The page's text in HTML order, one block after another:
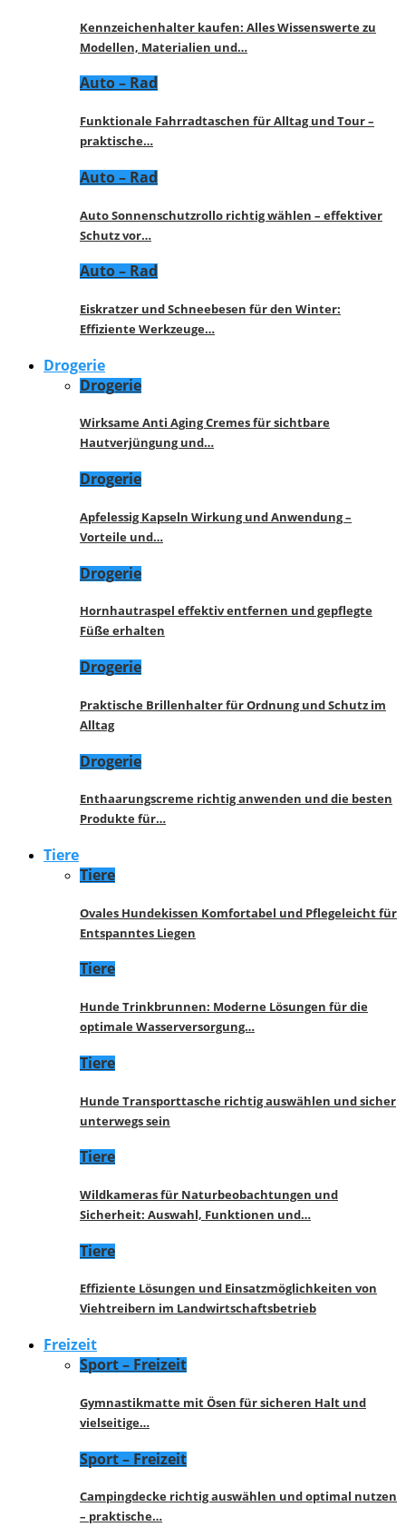
Kennzeichenhalter kaufen: Alles Wissenswerte zu
Modellen, Materialien und…
Auto – Rad
Funktionale Fahrradtaschen für Alltag und Tour –
praktische…
Auto – Rad
Auto Sonnenschutzrollo richtig wählen – effektiver
Schutz vor…
Auto – Rad
Eiskratzer und Schneebesen für den Winter:
Effiziente Werkzeuge…
Drogerie
Drogerie
Wirksame Anti Aging Cremes für sichtbare
Hautverjüngung und…
Drogerie
Apfelessig Kapseln Wirkung und Anwendung –
Vorteile und…
Drogerie
Hornhautraspel effektiv entfernen und gepflegte
Füße erhalten
Drogerie
Praktische Brillenhalter für Ordnung und Schutz im
Alltag
Drogerie
Enthaarungscreme richtig anwenden und die besten
Produkte für…
Tiere
Tiere
Ovales Hundekissen Komfortabel und Pflegeleicht für
Entspanntes Liegen
Tiere
Hunde Trinkbrunnen: Moderne Lösungen für die
optimale Wasserversorgung…
Tiere
Hunde Transporttasche richtig auswählen und sicher
unterwegs sein
Tiere
Wildkameras für Naturbeobachtungen und
Sicherheit: Auswahl, Funktionen und…
Tiere
Effiziente Lösungen und Einsatzmöglichkeiten von
Viehtreibern im Landwirtschaftsbetrieb
Freizeit
Sport – Freizeit
Gymnastikmatte mit Ösen für sicheren Halt und
vielseitige…
Sport – Freizeit
Campingdecke richtig auswählen und optimal nutzen
– praktische…